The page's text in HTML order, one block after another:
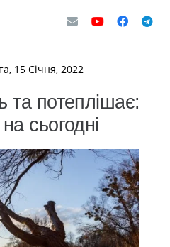
15 Січня, 2022
та потеплішає:
сьогодні